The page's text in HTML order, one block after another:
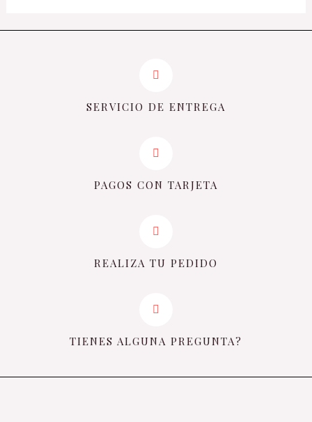
SERVICIO DE ENTREGA
PAGOS CON TARJETA
REALIZA TU PEDIDO
TIENES ALGUNA PREGUNTA?